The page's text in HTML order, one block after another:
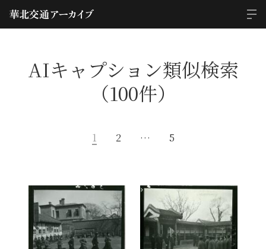
AIキャプション類似検索
（100件）
1 2 … 5